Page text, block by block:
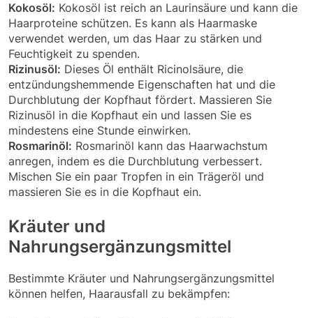
Kokosöl: Kokosöl ist reich an Laurinsäure und kann die
Haarproteine schützen. Es kann als Haarmaske
verwendet werden, um das Haar zu stärken und
Feuchtigkeit zu spenden.
Rizinusöl: Dieses Öl enthält Ricinolsäure, die
entzündungshemmende Eigenschaften hat und die
Durchblutung der Kopfhaut fördert. Massieren Sie
Rizinusöl in die Kopfhaut ein und lassen Sie es
mindestens eine Stunde einwirken.
Rosmarinöl: Rosmarinöl kann das Haarwachstum
anregen, indem es die Durchblutung verbessert.
Mischen Sie ein paar Tropfen in ein Trägeröl und
massieren Sie es in die Kopfhaut ein.
Kräuter und
Nahrungsergänzungsmittel
Bestimmte Kräuter und Nahrungsergänzungsmittel
können helfen, Haarausfall zu bekämpfen: